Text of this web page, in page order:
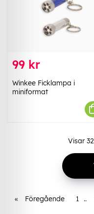
99 kr
Winkee Ficklampa i
miniformat
Visar 32
« Föregående 1 ..